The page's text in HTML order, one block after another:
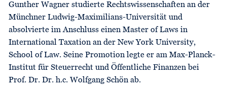
Gunther Wagner studierte Rechts­wissen­schaften an der
Münchner Ludwig-Maximilians-Universität und
absolvierte im Anschluss einen Master of Laws in
International Taxation an der New York University,
School of Law. Seine Promotion legte er am Max-Planck-
Institut für Steuer­recht und Öffentliche Finanzen bei
Prof. Dr. Dr. h.c. Wolfgang Schön ab.